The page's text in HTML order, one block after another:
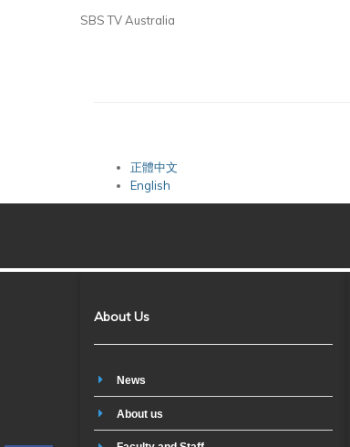
SBS TV Australia
正體中文
English
About Us
News
About us